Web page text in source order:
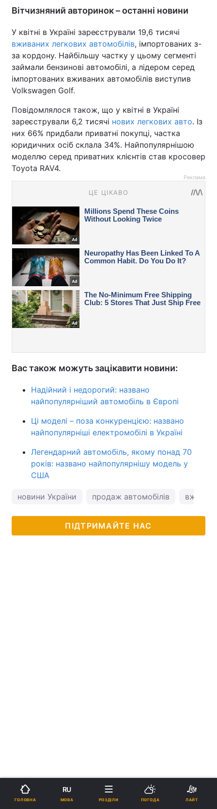
Вітчизняний авторинок – останні новини
У квітні в Україні зареєстрували 19,6 тисячі
вживаних легкових автомобілів, імпортованих з-
за кордону. Найбільшу частку у цьому сегменті
займали бензинові автомобілі, а лідером серед
імпортованих вживаних автомобілів виступив
Volkswagen Golf.
Повідомлялося також, що у квітні в Україні
зареєстрували 6,2 тисячі нових легкових авто. Із
них 66% придбали приватні покупці, частка
юридичних осіб склала 34%. Найпопулярнішою
моделлю серед приватних клієнтів став кросовер
Toyota RAV4.
Реклама
Вас також можуть зацікавити новини:
Надійний і недорогий: названо
найпопулярніший автомобіль в Європі
Ці моделі – поза конкуренцією: названо
найпопулярніші електромобілі в Україні
Легендарний автомобіль, якому понад 70
років: названо найпопулярнішу модель у
США
новини України продаж автомобілів вживані
ПІДТРИМАЙТЕ НАС
ГОЛОВНА
RU
МОВА РОЗДІЛИ ПОГОДА ЛАЙТ